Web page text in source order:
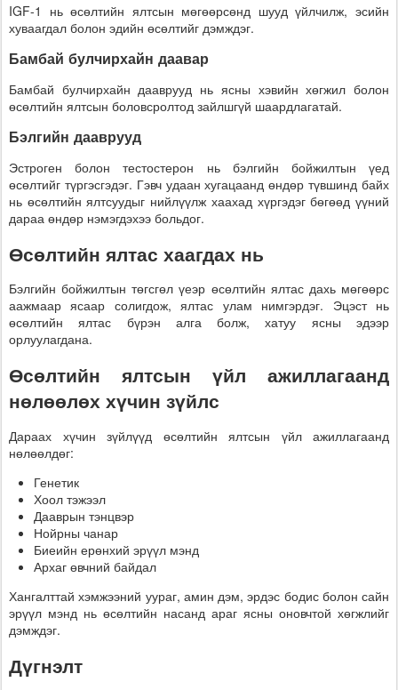
IGF-1 нь өсөлтийн ялтсын мөгөөрсөнд шууд үйлчилж, эсийн
хуваагдал болон эдийн өсөлтийг дэмждэг.
Бамбай булчирхайн даавар
Бамбай булчирхайн дааврууд нь ясны хэвийн хөгжил болон
өсөлтийн ялтсын боловсролтод зайлшгүй шаардлагатай.
Бэлгийн дааврууд
Эстроген болон тестостерон нь бэлгийн бойжилтын үед
өсөлтийг түргэсгэдэг. Гэвч удаан хугацаанд өндөр түвшинд байх
нь өсөлтийн ялтсуудыг нийлүүлж хаахад хүргэдэг бөгөөд үүний
дараа өндөр нэмэгдэхээ больдог.
Өсөлтийн ялтас хаагдах нь
Бэлгийн бойжилтын төгсгөл үеэр өсөлтийн ялтас дахь мөгөөрс
аажмаар ясаар солигдож, ялтас улам нимгэрдэг. Эцэст нь
өсөлтийн ялтас бүрэн алга болж, хатуу ясны эдээр
орлуулагдана.
Өсөлтийн ялтсын үйл ажиллагаанд
нөлөөлөх хүчин зүйлс
Дараах хүчин зүйлүүд өсөлтийн ялтсын үйл ажиллагаанд
нөлөөлдөг:
Генетик
Хоол тэжээл
Дааврын тэнцвэр
Нойрны чанар
Биеийн ерөнхий эрүүл мэнд
Архаг өвчний байдал
Хангалттай хэмжээний уураг, амин дэм, эрдэс бодис болон сайн
эрүүл мэнд нь өсөлтийн насанд араг ясны оновчтой хөгжлийг
дэмждэг.
Дүгнэлт